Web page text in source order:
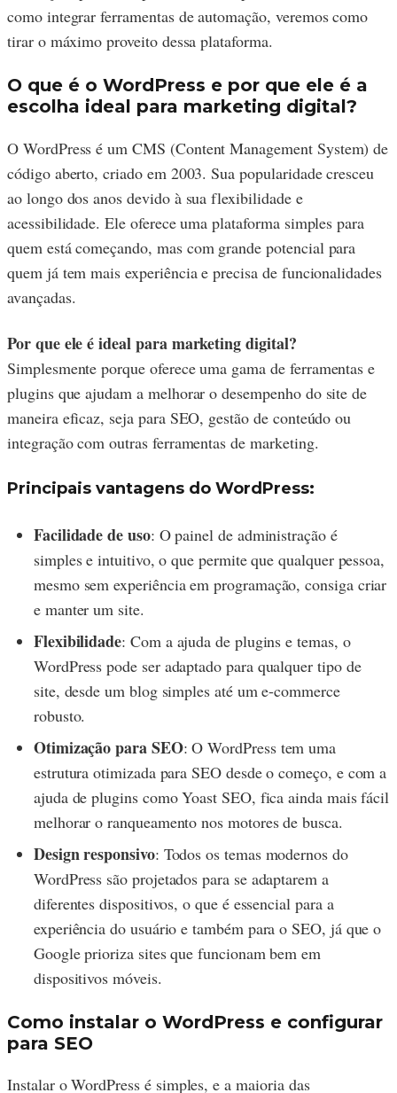
como integrar ferramentas de automação, veremos como
tirar o máximo proveito dessa plataforma.
O que é o WordPress e por que ele é a
escolha ideal para marketing digital?
O WordPress é um CMS (Content Management System) de
código aberto, criado em 2003. Sua popularidade cresceu
ao longo dos anos devido à sua flexibilidade e
acessibilidade. Ele oferece uma plataforma simples para
quem está começando, mas com grande potencial para
quem já tem mais experiência e precisa de funcionalidades
avançadas.
Por que ele é ideal para marketing digital?
Simplesmente porque oferece uma gama de ferramentas e
plugins que ajudam a melhorar o desempenho do site de
maneira eficaz, seja para SEO, gestão de conteúdo ou
integração com outras ferramentas de marketing.
Principais vantagens do WordPress:
Facilidade de uso: O painel de administração é
simples e intuitivo, o que permite que qualquer pessoa,
mesmo sem experiência em programação, consiga criar
e manter um site.
Flexibilidade: Com a ajuda de plugins e temas, o
WordPress pode ser adaptado para qualquer tipo de
site, desde um blog simples até um e-commerce
robusto.
Otimização para SEO: O WordPress tem uma
estrutura otimizada para SEO desde o começo, e com a
ajuda de plugins como Yoast SEO, fica ainda mais fácil
melhorar o ranqueamento nos motores de busca.
Design responsivo: Todos os temas modernos do
WordPress são projetados para se adaptarem a
diferentes dispositivos, o que é essencial para a
experiência do usuário e também para o SEO, já que o
Google prioriza sites que funcionam bem em
dispositivos móveis.
Como instalar o WordPress e configurar
para SEO
Instalar o WordPress é simples, e a maioria das